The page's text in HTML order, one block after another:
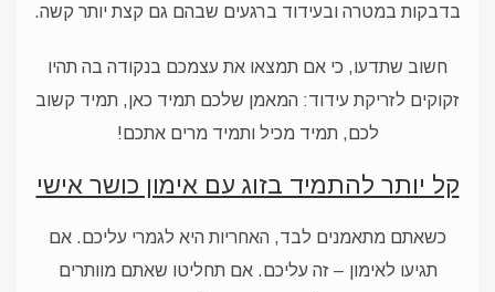
בדבקות במטרה ובעידוד ברגעים שבהם גם קצת יותר קשה.
חשוב שתדעו, כי אם תמצאו את עצמכם בנקודה בה תהיו
זקוקים לזריקת עידוד: המאמן שלכם תמיד כאן, תמיד קשוב
לכם, תמיד מכיל ותמיד מרים אתכם!
קל יותר להתמיד בזוג עם אימון כושר אישי
כשאתם מתאמנים לבד, האחריות היא לגמרי עליכם. אם
תגיעו לאימון – זה עליכם. אם תחליטו שאתם מוותרים